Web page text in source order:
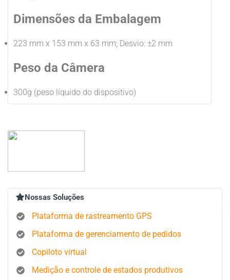
Dimensões da Embalagem
223 mm x 153 mm x 63 mm; Desvio: ±2 mm
Peso da Câmera
300g (peso líquido do dispositivo)
Nossas Soluções
Plataforma de rastreamento GPS
Plataforma de gerenciamento de pedidos
Copiloto virtual
Medição e controle de estados produtivos